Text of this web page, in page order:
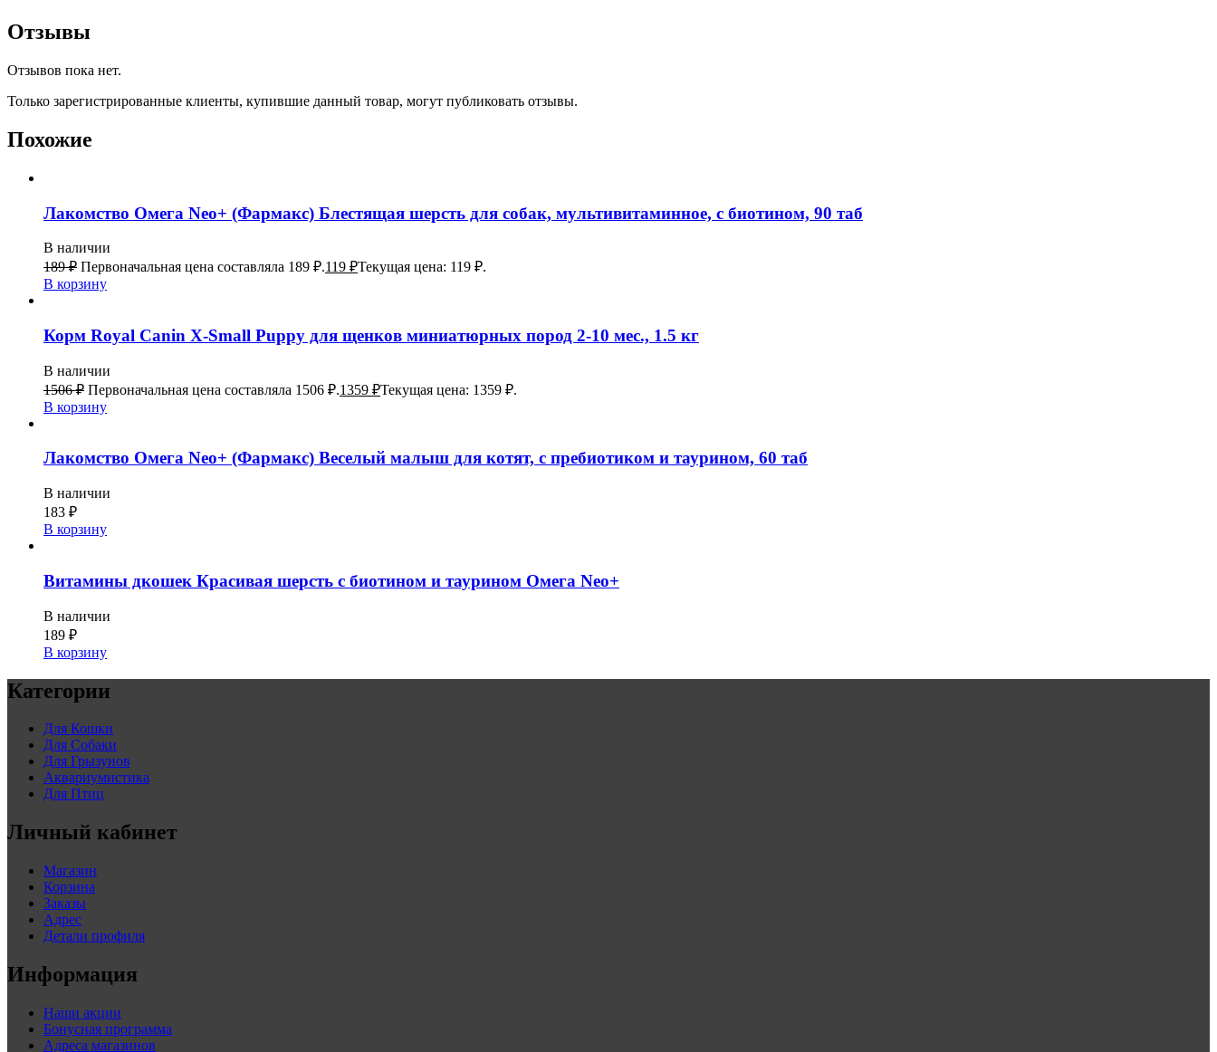
Отзывы
Отзывов пока нет.
Только зарегистрированные клиенты, купившие данный товар, могут публиковать отзывы.
Похожие
Лакомство Омега Neo+ (Фармакс) Блестящая шерсть для собак, мультивитаминное, с биотином, 90 таб
В наличии
189₽ Первоначальная цена составляла 189 ₽.119 ₽Текущая цена: 119 ₽.
В корзину
Корм Royal Canin X-Small Puppy для щенков миниатюрных пород 2-10 мес., 1.5 кг
В наличии
1506₽ Первоначальная цена составляла 1506 ₽.1359 ₽Текущая цена: 1359 ₽.
В корзину
Лакомство Омега Neo+ (Фармакс) Веселый малыш для котят, с пребиотиком и таурином, 60 таб
В наличии
183 ₽
В корзину
Витамины дкошек Красивая шерсть с биотином и таурином Омега Neo+
В наличии
189 ₽
В корзину
Категории
Для Кошки
Для Собаки
Для Грызунов
Аквариумистика
Для Птиц
Личный кабинет
Магазин
Корзина
Заказы
Адрес
Детали профиля
Информация
Наши акции
Бонусная программа
Адреса магазинов